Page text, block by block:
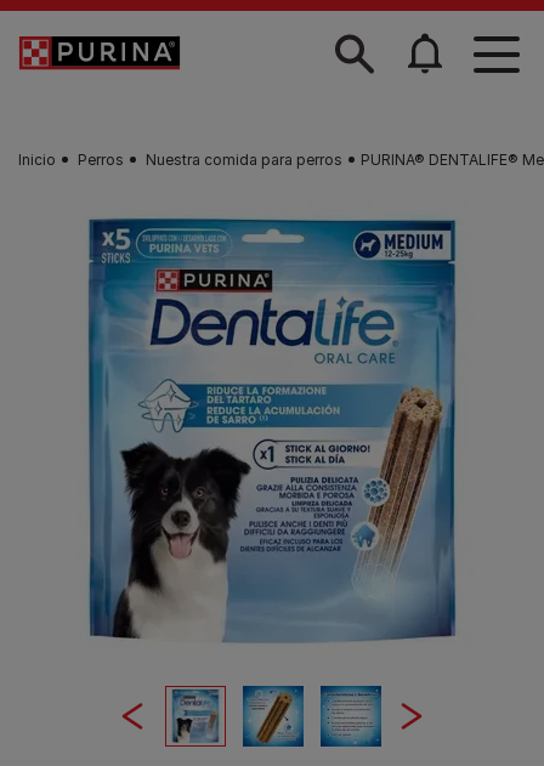
Skip to main content
Inicio Perros Nuestra comida para perros PURINA® DENTALIFE®